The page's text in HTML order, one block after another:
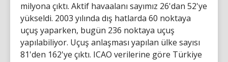
milyona çıktı. Aktif havaalanı sayımız 26'dan 52'ye
yükseldi. 2003 yılında dış hatlarda 60 noktaya
uçuş yaparken, bugün 236 noktaya uçuş
yapılabiliyor. Uçuş anlaşması yapılan ülke sayısı
81'den 162'ye çıktı. ICAO verilerine göre Türkiye